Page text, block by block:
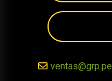
ventas@grp.pe